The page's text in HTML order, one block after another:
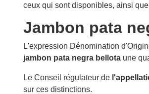
ceux qui sont disponibles, ainsi
Jambon pata
L'expression Dénomination
jambon pata negra bellota une
Le Conseil régulateur de
sur ces distinctions.